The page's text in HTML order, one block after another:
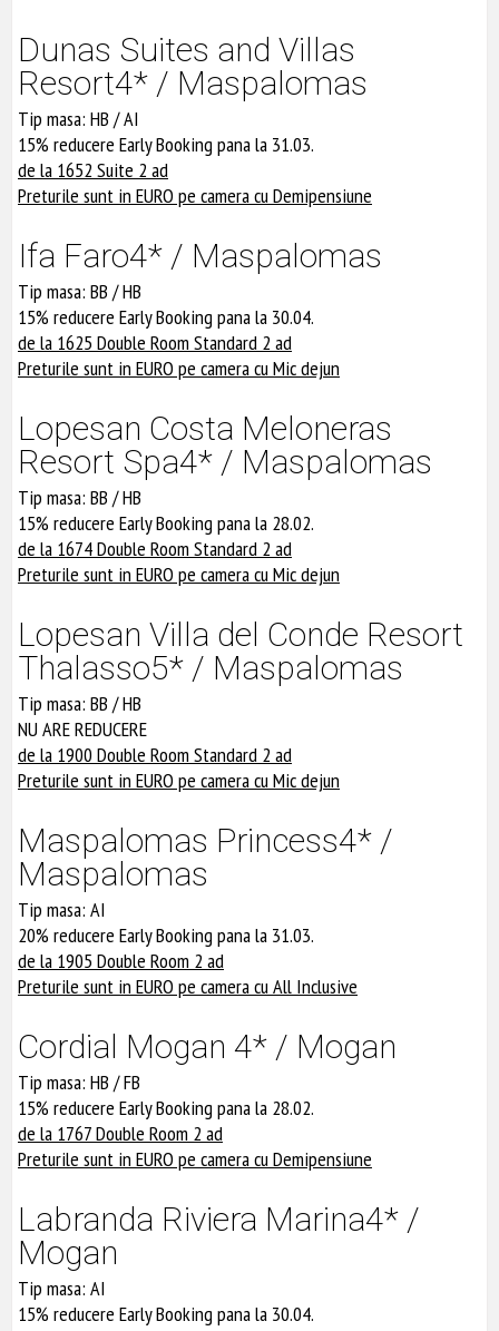
Dunas Suites and Villas
Resort4* / Maspalomas
Tip masa: HB / AI
15% reducere Early Booking pana la 31.03.
de la 1652 Suite 2 ad
Preturile sunt in EURO pe camera cu Demipensiune
Ifa Faro4* / Maspalomas
Tip masa: BB / HB
15% reducere Early Booking pana la 30.04.
de la 1625 Double Room Standard 2 ad
Preturile sunt in EURO pe camera cu Mic dejun
Lopesan Costa Meloneras
Resort Spa4* / Maspalomas
Tip masa: BB / HB
15% reducere Early Booking pana la 28.02.
de la 1674 Double Room Standard 2 ad
Preturile sunt in EURO pe camera cu Mic dejun
Lopesan Villa del Conde Resort
Thalasso5* / Maspalomas
Tip masa: BB / HB
NU ARE REDUCERE
de la 1900 Double Room Standard 2 ad
Preturile sunt in EURO pe camera cu Mic dejun
Maspalomas Princess4* /
Maspalomas
Tip masa: AI
20% reducere Early Booking pana la 31.03.
de la 1905 Double Room 2 ad
Preturile sunt in EURO pe camera cu All Inclusive
Cordial Mogan 4* / Mogan
Tip masa: HB / FB
15% reducere Early Booking pana la 28.02.
de la 1767 Double Room 2 ad
Preturile sunt in EURO pe camera cu Demipensiune
Labranda Riviera Marina4* /
Mogan
Tip masa: AI
15% reducere Early Booking pana la 30.04.